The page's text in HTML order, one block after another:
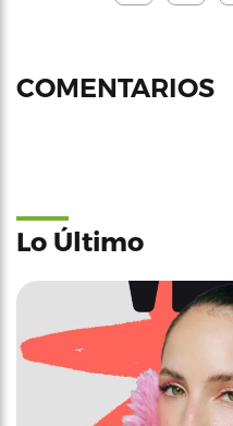
COMENTARIOS
Lo Último